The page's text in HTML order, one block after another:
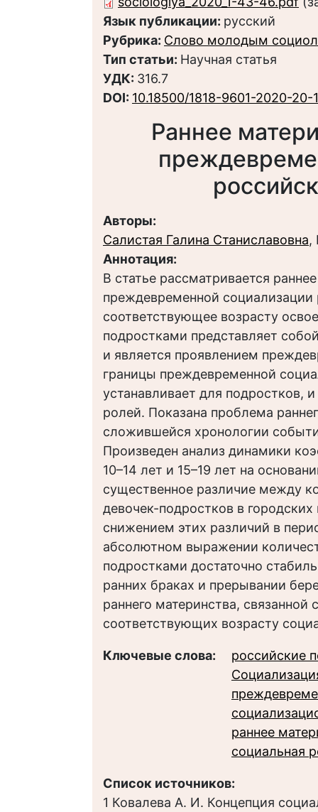
Язык публикации: русский
Рубрика: Слово молодым
Тип статьи: Научная статья
УДК: 316.7
DOI: 10.18500/1818-9601-2020-
Раннее
Авторы:
Салистая Галина Станиславовна,
Аннотация:
В статье рассматривается
преждевременной
соответствующее возрасту
подростками представляет
и является проявлением
границы преждевременной
устанавливает для подростков,
ролей. Показана проблема
сложившейся хронологии
Произведен анализ динамики
10–14 лет и 15–19 лет на
существенное различие между
девочек-подростков в
снижением этих различий в
абсолютном выражении
подростками достаточно
ранних браках и прерывании
раннего материнства,
соответствующих возрасту
Ключевые слова:
российские
раннее
социальная
Список источников:
1 Ковалева А. И. Концепция